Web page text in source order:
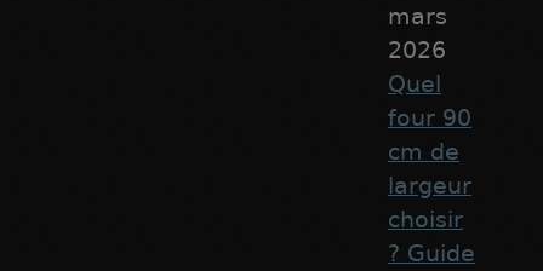
mars
2026
Quel
four 90
cm de
largeur
choisir
? Guide